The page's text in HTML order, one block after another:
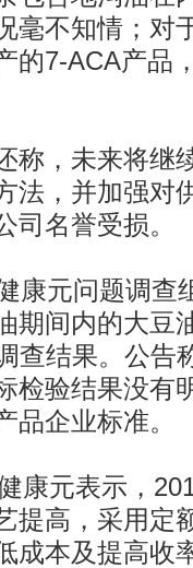
毫不知情；对
的7-ACA产品
，未来将继
法，并加强对
司名誉受损。
元问题调查
期间内的大豆
查结果。公告
检验结果没有
品企业标准。
元表示，
提高，采用定
成本及提高收